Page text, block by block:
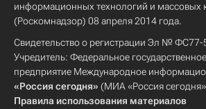
информационных технологий и массовых
(Роскомнадзор) 08 апреля 2014 года.
Свидетельство о регистрации Эл № ФС77-
Учредитель: Федеральное
предприятие Международное
«Россия сегодня» (МИА «Россия
Правила использования материалов